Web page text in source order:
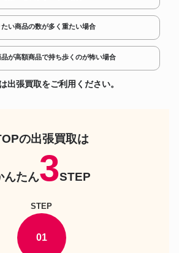
ハットシンバル
James Tyler Studio Elite Jim
Burst 2013 エレキギター
YAMAHA YCB-861 Cチューバ
KORG Grandstage X 電子ピア
ノ
Tail Gold エフェクター
Kazuaki Izumoto バイオリン
B.C.Rich USA STEALTH エレ
MIYAZAWA AtelierIIフルート
たい商品の数が多く重たい場合
が高額商品で持ち歩くのが怖い場合
出張買取をご利用ください。
の出張買取は
んたん3STEP
STEP
01